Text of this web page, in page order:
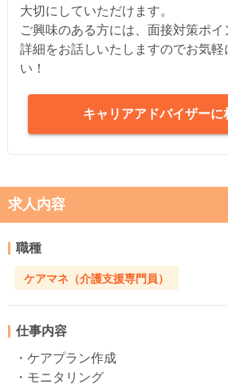
大切にしていただけます。
ご興味のある方には、面接対策ポイ
詳細をお話しいたしますのでお気軽
い！
キャリアアドバイザーに
求人内容
職種
ケアマネ（介護支援専門員）
仕事内容
・ケアプラン作成
・モニタリング